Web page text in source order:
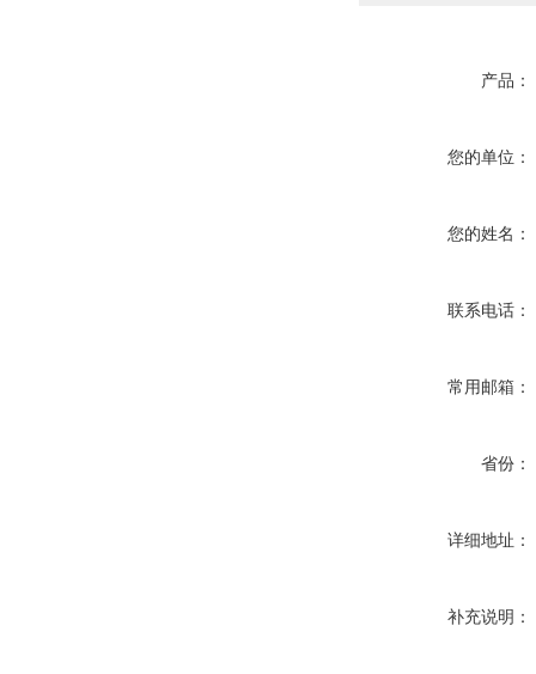
产品：
您的单位：
您的姓名：
联系电话：
常用邮箱：
省份：
详细地址：
补充说明：